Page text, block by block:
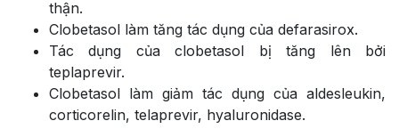
thận.
Clobetasol làm tăng tác dụng của defarasirox.
Tác dụng của clobetasol bị tăng lên bởi
teplaprevir.
Clobetasol làm giảm tác dụng của aldesleukin,
corticorelin, telaprevir, hyaluronidase.